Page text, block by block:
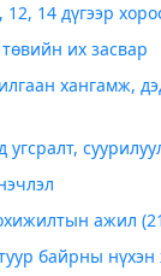
14 дүгээр
их засвар
хангамж,
ажил
байрны